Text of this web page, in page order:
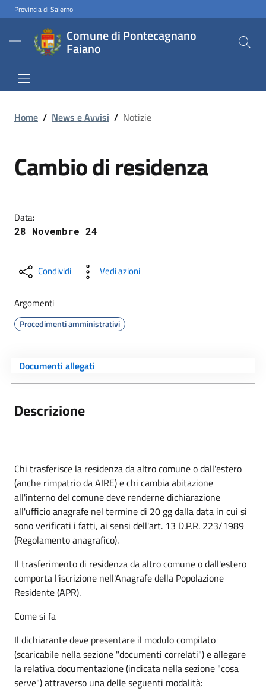
Provincia di Salerno
Comune di Pontecagnano
Faiano
Home / News e Avvisi / Notizie
Cambio di residenza
Data:
28 Novembre 24
Condividi Vedi azioni
Argomenti
Procedimenti amministrativi
Documenti allegati
Descrizione
Chi trasferisce la residenza da altro comune o dall'estero
(anche rimpatrio da AIRE) e chi cambia abitazione
all'interno del comune deve renderne dichiarazione
all'ufficio anagrafe nel termine di 20 gg dalla data in cui si
sono verificati i fatti, ai sensi dell'art. 13 D.P.R. 223/1989
(Regolamento anagrafico).
Il trasferimento di residenza da altro comune o dall'estero
comporta l'iscrizione nell'Anagrafe della Popolazione
Residente (APR).
Come si fa
Il dichiarante deve presentare il modulo compilato
(scaricabile nella sezione "documenti correlati") e allegare
la relativa documentazione (indicata nella sezione "cosa
serve") attraverso una delle seguenti modalità: